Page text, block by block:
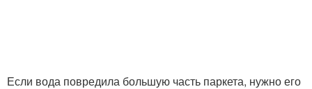
Если вода повредила большую часть паркета, нужно его